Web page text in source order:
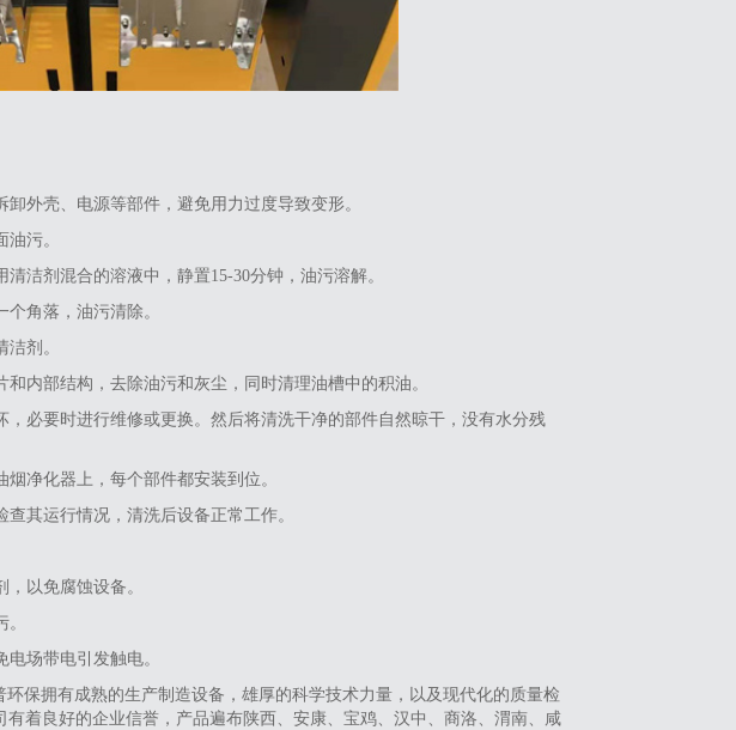
外壳、电源等部件，避免用力过度导致变形。
污。
洁剂混合的溶液中，静置15-30分钟，油污溶解。
角落，油污清除。
剂。
内部结构，去除油污和灰尘，同时清理油槽中的积油。
必要时进行维修或更换。然后将清洗干净的部件自然晾干，没有水分残
净化器上，每个部件都安装到位。
其运行情况，清洗后设备正常工作。
以免腐蚀设备。
场带电引发触电。
保拥有成熟的生产制造设备，雄厚的科学技术力量，以及现代化的质量检
着良好的企业信誉，产品遍布陕西、安康、宝鸡、汉中、商洛、渭南、咸